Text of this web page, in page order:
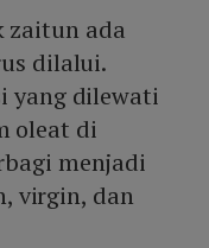
zaitun ada
dilalui.
yang dilewati
oleat di
menjadi
virgin, dan